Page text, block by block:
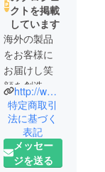
クトを掲載
しています
海外の製品
をお客様に
お届けし笑
顔を創造す
るのが私た
ちの会社の
使命です。
常により良
http://www.belleclair.co.jp/
特定商取引
法に基づく
表記
メッセー
ジを送る